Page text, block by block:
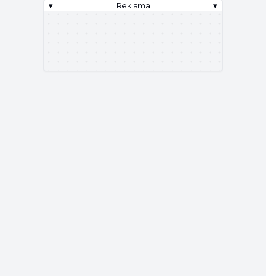
▾ Reklama ▾